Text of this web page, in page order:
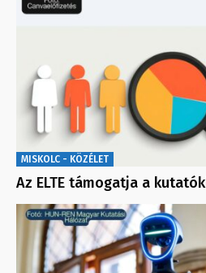
MISKOLC - KÖZÉLET
Az ELTE támogatja a